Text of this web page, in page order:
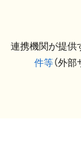
連携機関が提供
件等（外